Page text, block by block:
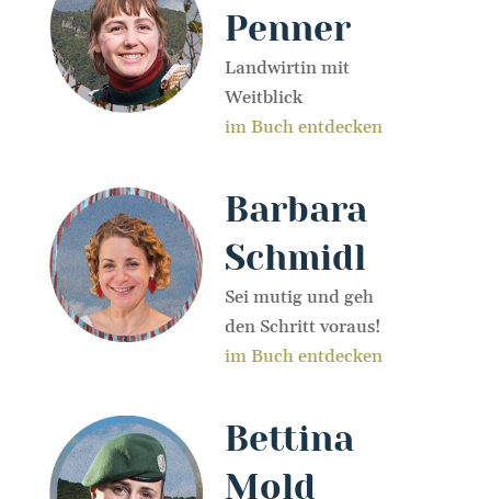
Penner
Landwirtin mit
Weitblick
im Buch entdecken
Barbara
Schmidl
Sei mutig und geh
den Schritt voraus!
im Buch entdecken
Bettina
Mold